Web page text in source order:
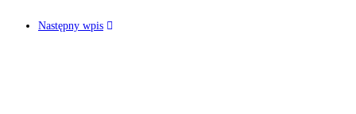
Następny wpis